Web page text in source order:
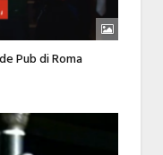
Pub di Roma